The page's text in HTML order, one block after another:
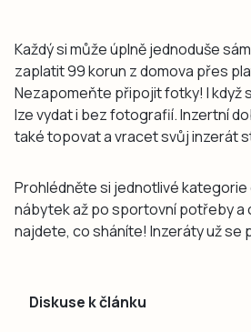
Každý si může úplně jednoduše
zaplatit 99 korun z domova přes
Nezapomeňte připojit fotky! I když
lze vydat i bez fotografií. Inzertní
také topovat a vracet svůj inzerát
Prohlédněte si jednotlivé
nábytek až po sportovní potřeby a
najdete, co sháníte! Inzeráty už se
Diskuse k článku